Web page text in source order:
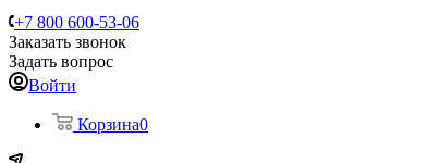
+7 800 600-53-06
Заказать звонок
Задать вопрос
Войти
Корзина0